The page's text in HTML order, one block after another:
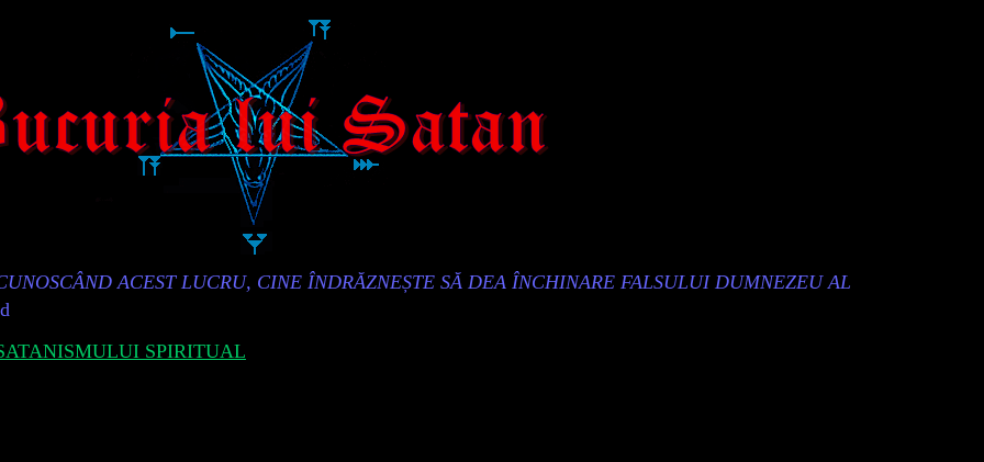
ACEST LUCRU, CINE ÎNDRĂZNEȘTE SĂ DEA ÎNCHINARE FALSULUI DUMNEZEU AL
SPIRITUAL